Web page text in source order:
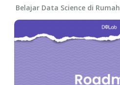
Belajar Data Science di Rumah